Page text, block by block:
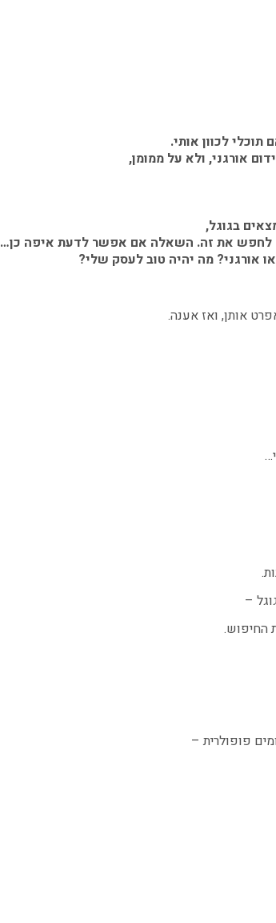
לכוון אותי.
אורגני, ולא על ממומן,
בגוגל,
לחפש את זה. השאלה אם אפשר לדעת איפה כן…
אורגני? מה יהיה טוב לעסק שלי?
אותן, ואז אענה.
–
פופולרית –